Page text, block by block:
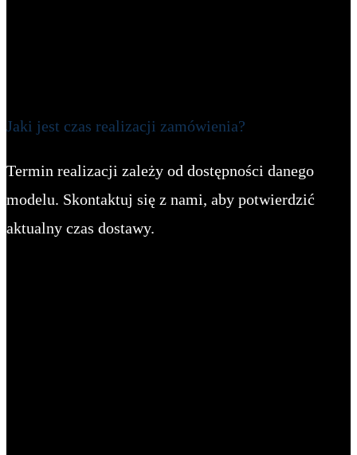
Jaki jest czas realizacji zamówienia?
Termin realizacji zależy od dostępności danego
modelu. Skontaktuj się z nami, aby potwierdzić
aktualny czas dostawy.